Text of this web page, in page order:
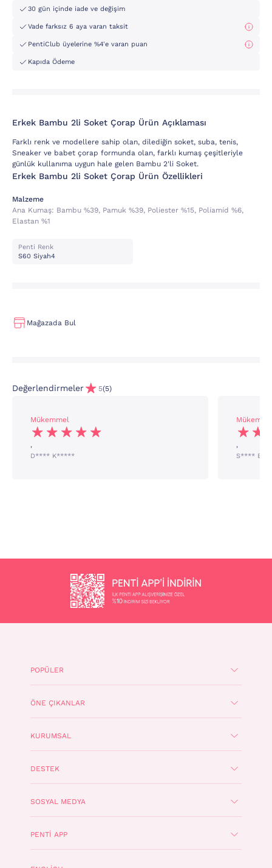
30 gün içinde iade ve değişim
Vade farksız 6 aya varan taksit
PentiClub üyelerine %4'e varan puan
Kapıda Ödeme
Erkek Bambu 2li Soket Çorap Ürün Açıklaması
Farklı renk ve modellere sahip olan, dilediğin soket, suba, tenis,
Sneaker ve babet çorap formunda olan, farklı kumaş çeşitleriyle
günlük kullanıma uygun hale gelen Bambu 2'li Soket.
Erkek Bambu 2li Soket Çorap Ürün Özellikleri
Malzeme
Ana Kumaş: Bambu %39, Pamuk %39, Poli̇ester %15, Poli̇ami̇d %6,
Elastan %1
Penti Renk
S60 Siyah4
Mağazada Bul
Değerlendirmeler 5(5)
Mükemmel
,
D**** K*****
,
S****
POPÜLER
ÖNE ÇIKANLAR
KURUMSAL
DESTEK
SOSYAL MEDYA
PENTI APP